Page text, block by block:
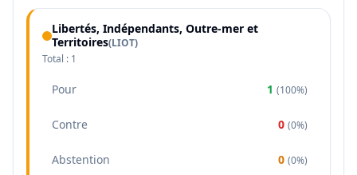
Libertés, Indépendants, Outre-mer et
Territoires(LIOT)
Total : 1
Pour 1 (100%)
Contre 0 (0%)
Abstention 0 (0%)